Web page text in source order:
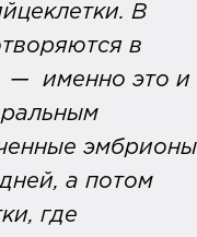
В
в
— именно это и
эмбрионы
а потом
где